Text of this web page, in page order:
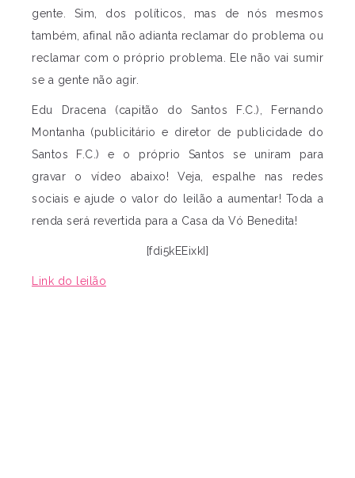
gente. Sim, dos políticos, mas de nós mesmos
também, afinal não adianta reclamar do problema ou
reclamar com o próprio problema. Ele não vai sumir
se a gente não agir.
Edu Dracena (capitão do Santos F.C.), Fernando
Montanha (publicitário e diretor de publicidade do
Santos F.C.) e o próprio Santos se uniram para
gravar o vídeo abaixo! Veja, espalhe nas redes
sociais e ajude o valor do leilão a aumentar! Toda a
renda será revertida para a Casa da Vó Benedita!
[fdi5kEEixkI]
Link do leilão